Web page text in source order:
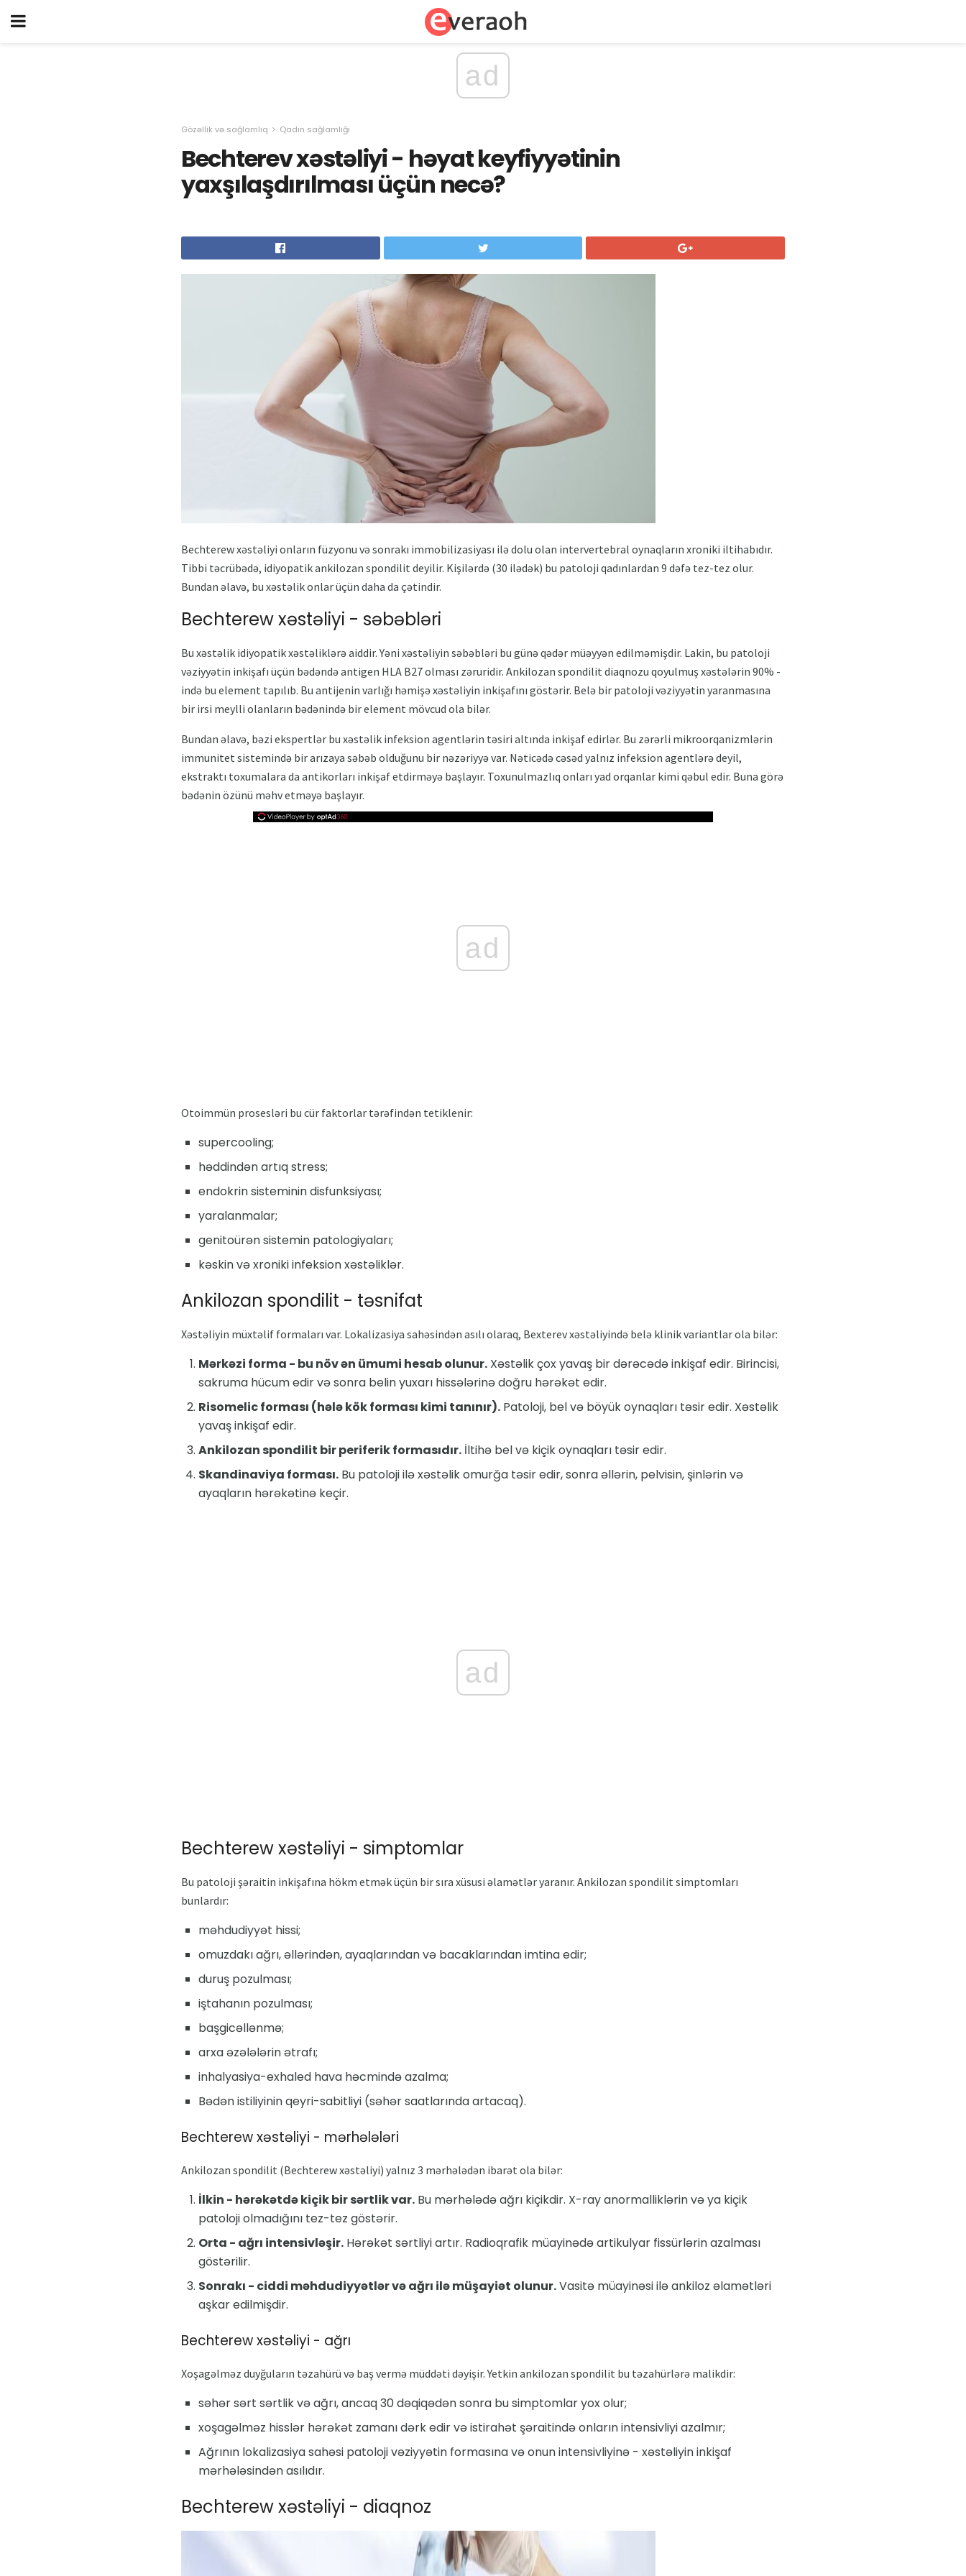
ad
Gözəllik və sağlamlıq Qadın sağlamlığı
Bechterev xəstəliyi - həyat keyfiyyətinin
yaxşılaşdırılması üçün necə?
Bechterew xəstəliyi onların füzyonu və sonrakı immobilizasiyası ilə dolu olan intervertebral oynaqların xroniki iltihabıdır.
Tibbi təcrübədə, idiyopatik ankilozan spondilit deyilir. Kişilərdə (30 ilədək) bu patoloji qadınlardan 9 dəfə tez-tez olur.
Bundan əlavə, bu xəstəlik onlar üçün daha da çətindir.
Bechterew xəstəliyi - səbəbləri
Bu xəstəlik idiyopatik xəstəliklərə aiddir. Yəni xəstəliyin səbəbləri bu günə qədər müəyyən edilməmişdir. Lakin, bu patoloji
vəziyyətin inkişafı üçün bədəndə antigen HLA B27 olması zəruridir. Ankilozan spondilit diaqnozu qoyulmuş xəstələrin 90% -
ində bu element tapılıb. Bu antijenin varlığı həmişə xəstəliyin inkişafını göstərir. Belə bir patoloji vəziyyətin yaranmasına
bir irsi meylli olanların bədənində bir element mövcud ola bilər.
Bundan əlavə, bəzi ekspertlər bu xəstəlik infeksion agentlərin təsiri altında inkişaf edirlər. Bu zərərli mikroorqanizmlərin
immunitet sistemində bir arızaya səbəb olduğunu bir nəzəriyyə var. Nəticədə cəsəd yalnız infeksion agentlərə deyil,
ekstraktı toxumalara da antikorları inkişaf etdirməyə başlayır. Toxunulmazlıq onları yad orqanlar kimi qəbul edir. Buna görə
bədənin özünü məhv etməyə başlayır.
ad
Otoimmün prosesləri bu cür faktorlar tərəfindən tetiklenir:
supercooling;
həddindən artıq stress;
endokrin sisteminin disfunksiyası;
yaralanmalar;
genitoürən sistemin patologiyaları;
kəskin və xroniki infeksion xəstəliklər.
Ankilozan spondilit - təsnifat
Xəstəliyin müxtəlif formaları var. Lokalizasiya sahəsindən asılı olaraq, Bexterev xəstəliyində belə klinik variantlar ola bilər:
Mərkəzi forma - bu növ ən ümumi hesab olunur. Xəstəlik çox yavaş bir dərəcədə inkişaf edir. Birincisi,
sakruma hücum edir və sonra belin yuxarı hissələrinə doğru hərəkət edir.
Risomelic forması (hələ kök forması kimi tanınır). Patoloji, bel və böyük oynaqları təsir edir. Xəstəlik
yavaş inkişaf edir.
Ankilozan spondilit bir periferik formasıdır. İltihə bel və kiçik oynaqları təsir edir.
Skandinaviya forması. Bu patoloji ilə xəstəlik omurğa təsir edir, sonra əllərin, pelvisin, şinlərin və
ayaqların hərəkətinə keçir.
ad
Bechterew xəstəliyi - simptomlar
Bu patoloji şəraitin inkişafına hökm etmək üçün bir sıra xüsusi əlamətlər yaranır. Ankilozan spondilit simptomları
bunlardır:
məhdudiyyət hissi;
omuzdakı ağrı, əllərindən, ayaqlarından və bacaklarından imtina edir;
duruş pozulması;
iştahanın pozulması;
başgicəllənmə;
arxa əzələlərin ətrafı;
inhalyasiya-exhaled hava həcmində azalma;
Bədən istiliyinin qeyri-sabitliyi (səhər saatlarında artacaq).
Bechterew xəstəliyi - mərhələləri
Ankilozan spondilit (Bechterew xəstəliyi) yalnız 3 mərhələdən ibarət ola bilər:
İlkin - hərəkətdə kiçik bir sərtlik var. Bu mərhələdə ağrı kiçikdir. X-ray anormalliklərin və ya kiçik
patoloji olmadığını tez-tez göstərir.
Orta - ağrı intensivləşir. Hərəkət sərtliyi artır. Radioqrafik müayinədə artikulyar fissürlərin azalması
göstərilir.
Sonrakı - ciddi məhdudiyyətlər və ağrı ilə müşayiət olunur.Vasitə müayinəsi ilə ankiloz əlamətləri
aşkar edilmişdir.
Bechterew xəstəliyi - ağrı
Xoşagəlməz duyğuların təzahürü və baş vermə müddəti dəyişir. Yetkin ankilozan spondilit bu təzahürlərə malikdir:
səhər sərt sərtlik və ağrı, ancaq 30 dəqiqədən sonra bu simptomlar yox olur;
xoşagəlməz hisslər hərəkət zamanı dərk edir və istirahət şəraitində onların intensivliyi azalmır;
Ağrının lokalizasiya sahəsi patoloji vəziyyətin formasına və onun intensivliyinə - xəstəliyin inkişaf
mərhələsindən asılıdır.
Bechterew xəstəliyi - diaqnoz